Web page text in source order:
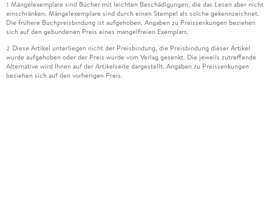
1 Mängelexemplare sind Bücher mit leichten Beschädigungen, die das Lesen aber nicht
einschränken. Mängelexemplare sind durch einen Stempel als solche gekennzeichnet.
Die frühere Buchpreisbindung ist aufgehoben. Angaben zu Preissenkungen beziehen
sich auf den gebundenen Preis eines mangelfreien Exemplars.
2 Diese Artikel unterliegen nicht der Preisbindung, die Preisbindung dieser Artikel
wurde aufgehoben oder der Preis wurde vom Verlag gesenkt. Die jeweils zutreffende
Alternative wird Ihnen auf der Artikelseite dargestellt. Angaben zu Preissenkungen
beziehen sich auf den vorherigen Preis.